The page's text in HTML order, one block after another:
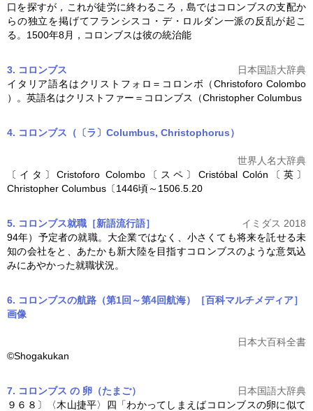
口を探すが，これが徒労に終わるころ，島ではコロンブスの支配か
らの独立を掲げてフランシスコ・デ・ロルダン一派の反乱が起こ
る。1500年8月， コロンブスは彼の統治能
3. コロンブス
日本国語大辞典
イタリア語名はクリストフォロ＝コロンボ（Christoforo Colombo
）。英語名はクリストファー＝ コロンブス （Christopher Columbus
4. コロンブス（ 〔ラ〕 Columbus, Christophorus）
世界人名大辞典
〔イタ〕Cristoforo Colombo〔スペ〕Cristóbal Colón〔英〕
Christopher Columbus〔1446頃～1506.5.20
5. コロンブス就職［新語流行語］
イミダス 2018
94年）予定者の就職。大企業ではなく、小さくても将来を託せる未
知の会社をと、あたかも新大陸を目指すコロンブスのような意気込
みにあやかった就職状況。
6. コロンブスの航路（第1回～第4回航海）［百科マルチメディア］
画像
日本大百科全書
©Shogakukan
7. コロンブス の 卵（たまご）
日本国語大辞典
９６８〕〈木山捷平〉四「わかってしまえばコロンブスの卵に似て